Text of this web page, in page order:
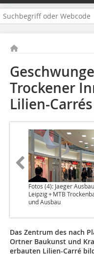
Trockener
Lilien-
Fotos (4): Jaeger Ausbau
Leipzig + MTB
und Ausbau
Das Zentrum des nach
Ortner Baukunst und
erbauten Lilien-Carré